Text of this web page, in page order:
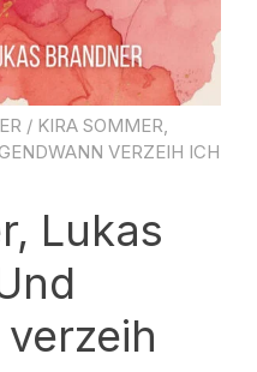
/ KIRA SOMMER,
VERZEIH ICH
Lukas